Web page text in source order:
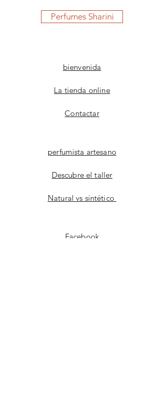
Perfumes Sharini
bienvenida
La tienda online
Contactar
perfumista artesano
Descubre el taller
Natural vs sintético
Facebook